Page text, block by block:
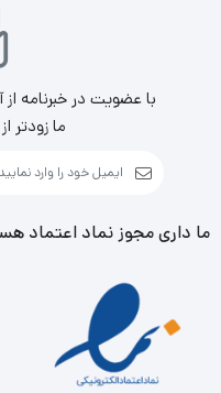
با عضویت در خبرنامه
ما زودتر
ما داری مجوز نماد اعتماد